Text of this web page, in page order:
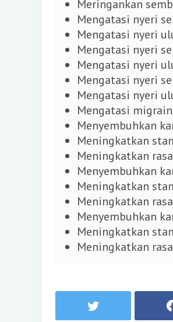
Meringankan
Mengatasi nyeri
Mengatasi nyeri
Mengatasi nyeri
Mengatasi nyeri
Mengatasi nyeri
Mengatasi nyeri
Mengatasi
Menyembuhkan
Meningkatkan
Meningkatkan
Menyembuhkan
Meningkatkan
Meningkatkan
Menyembuhkan
Meningkatkan
Meningkatkan